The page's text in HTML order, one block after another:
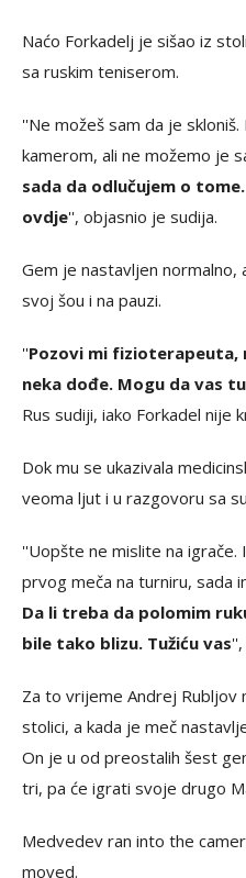
Naćo Forkadelj je sišao iz
sa ruskim teniserom.
''Ne možeš sam da je
kamerom, ali ne možemo je
sada da odlučujem o
ovdje'', objasnio je sudija.
Gem je nastavljen normalno,
svoj šou i na pauzi.
''Pozovi mi fizioterapeuta,
neka dođe. Mogu da vas
Rus sudiji, iako Forkadel nije
Dok mu se ukazivala
veoma ljut i u razgovoru sa
''Uopšte ne mislite na
prvog meča na turniru, sada
Da li treba da polomim
bile tako blizu. Tužiću vas
Za to vrijeme Andrej Rubljov
stolici, a kada je meč
On je u od preostalih šest
tri, pa će igrati svoje drugo
Medvedev ran into the
moved.